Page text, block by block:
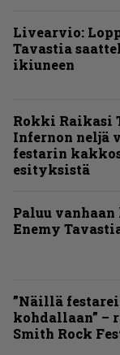
Livearvio:
Tavastia
ikiuneen
Rokki Raikasi
Infernon neljä
festarin
esityksistä
Paluu
Enemy
”Näillä
kohdallaan” –
Smith Rock